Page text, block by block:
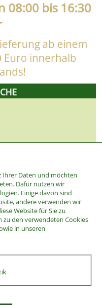
Ihrer Daten und möchten
Dafür nutzen wir
Einige davon sind
andere verwenden wir
Website für Sie zu
den verwendeten Cookies
in unseren
08:00 bis 16:30
ab einem
Euro innerhalb